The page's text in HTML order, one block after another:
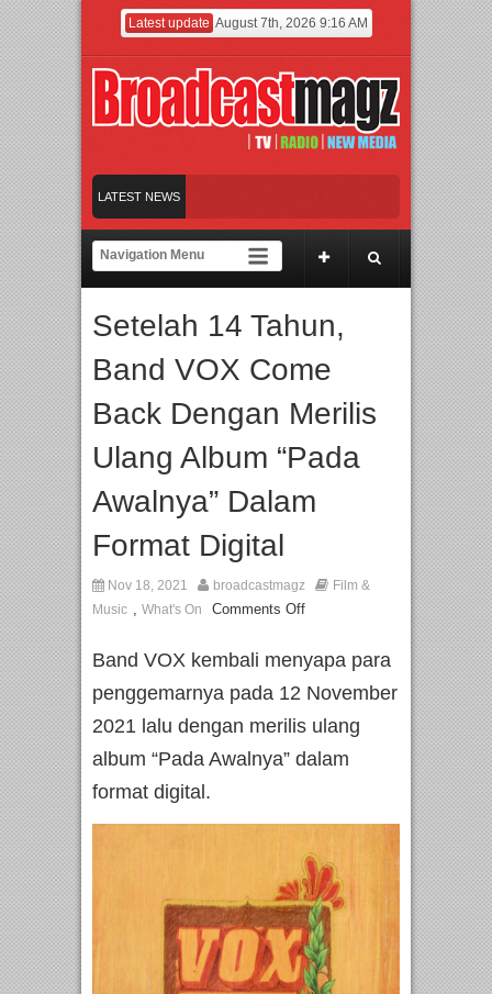
Latest update August 7th, 2026 9:16 AM
LATEST NEWS
2026 Siap Digelar!
IGHE 2026 Kembali Digelar di Jakarta
Took di Ubud, Bali
2026 Siap Digelar!
Setelah 14 Tahun,
Band VOX Come
Back Dengan Merilis
Ulang Album “Pada
Awalnya” Dalam
Format Digital
Nov 18, 2021 broadcastmagz
Film &
Music , What's On Comments Off
Band VOX kembali menyapa para
penggemarnya pada 12 November
2021 lalu dengan merilis ulang
album “Pada Awalnya” dalam
format digital.